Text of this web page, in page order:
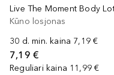
Kūno losjonas
30 d. min. kaina 7,19 €
7,19 €
Reguliari kaina 11,99 €